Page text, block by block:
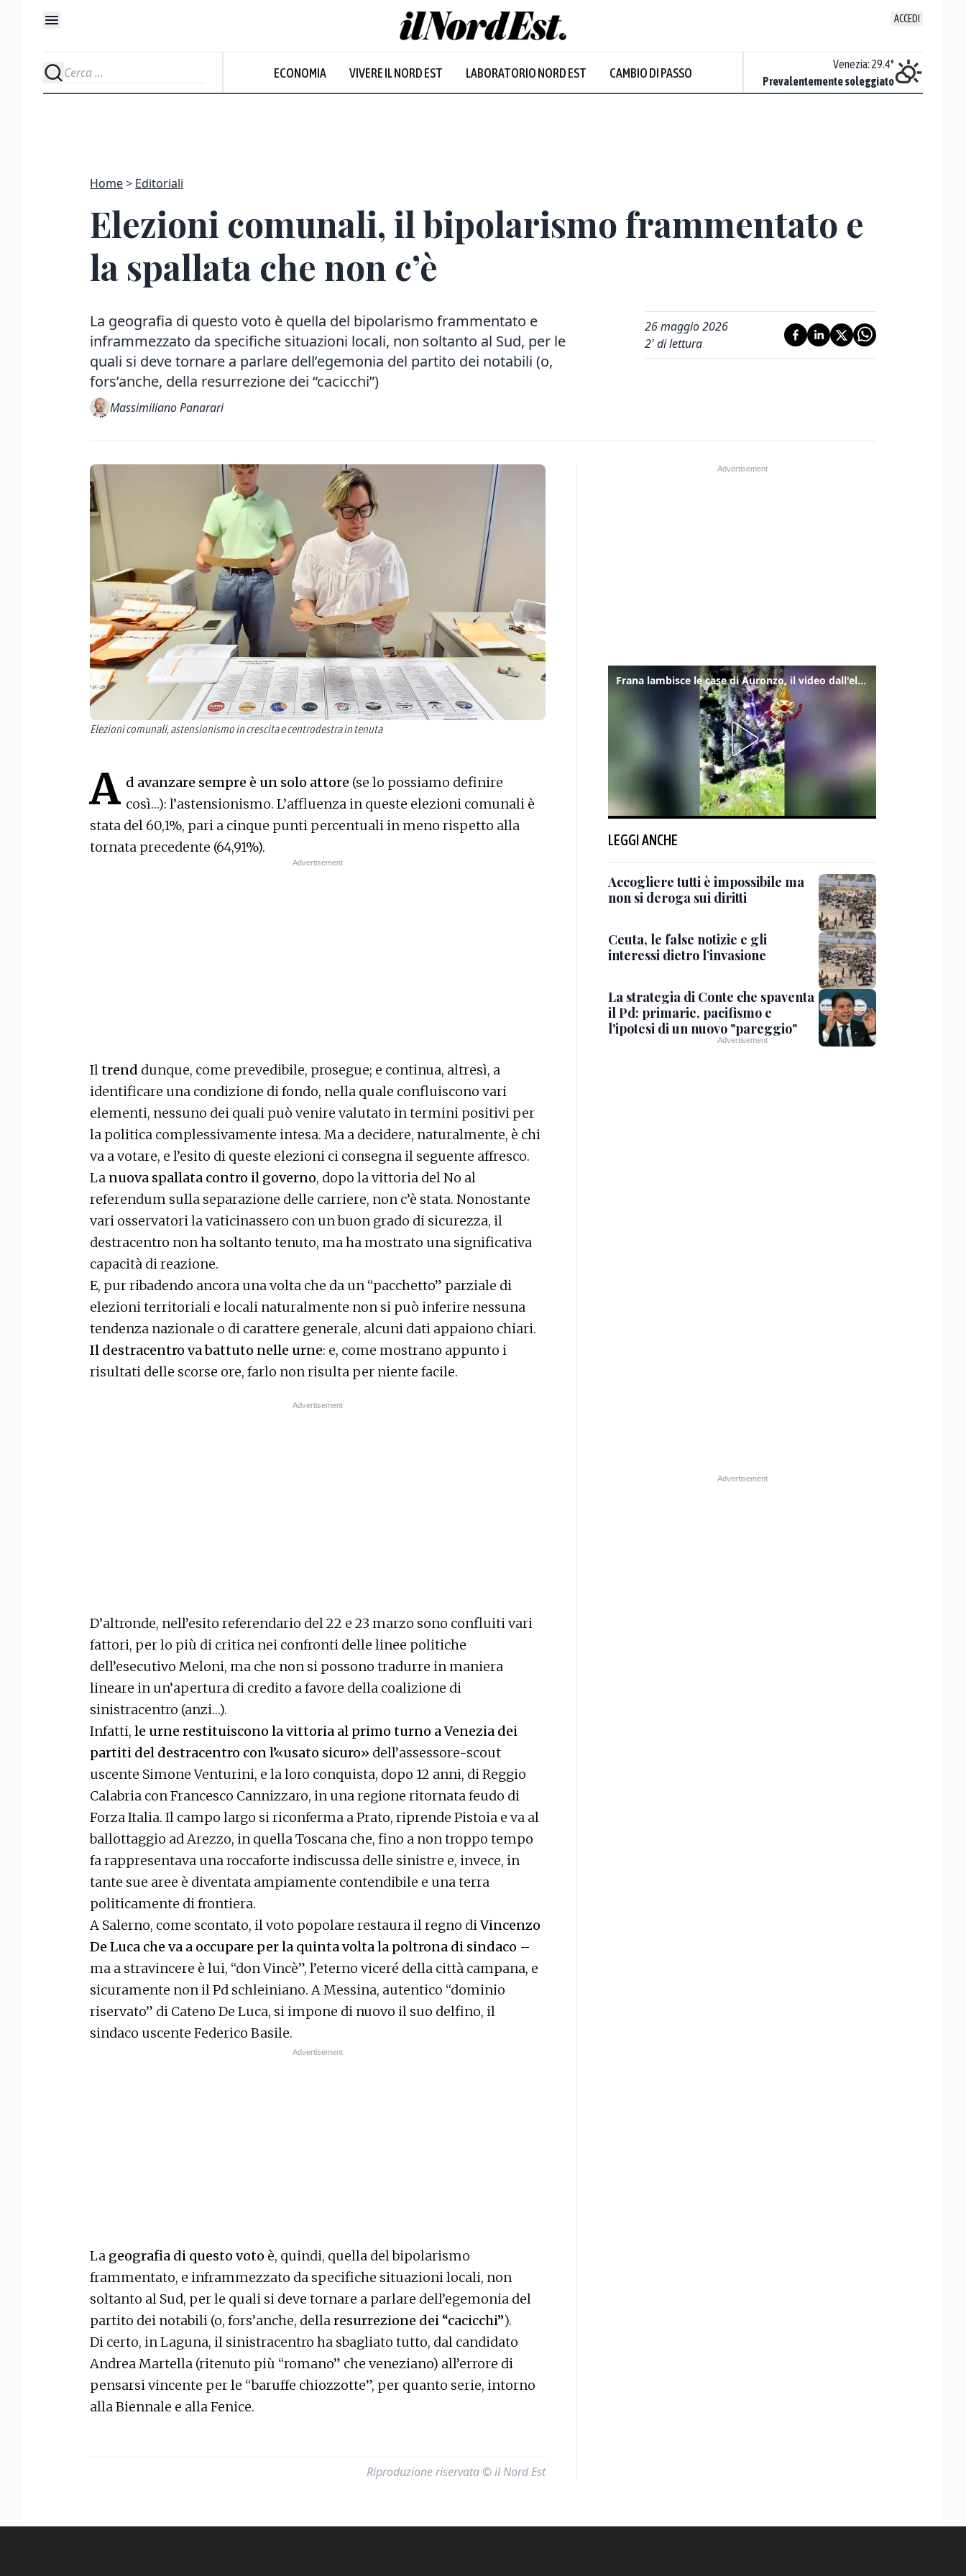
ACCEDI
ECONOMIA VIVERE IL NORD EST LABORATORIO NORD EST CAMBIO DI PASSO
Prevalentemente soleggiato
Venezia: 29.4°
Prevalentemente soleggiato
Home Editoriali
Elezioni comunali, il bipolarismo frammentato e
la spallata che non c’è
La geografia di questo voto è quella del bipolarismo frammentato e
inframmezzato da specifiche situazioni locali, non soltanto al Sud, per le
quali si deve tornare a parlare dell’egemonia del partito dei notabili (o,
fors’anche, della resurrezione dei “cacicchi”)
Massimiliano Panarari
26 maggio 2026
2' di lettura
Elezioni comunali, astensionismo in crescita e centrodestra in tenuta
A d avanzare sempre è un solo attore (se lo possiamo definire
così…): l’astensionismo. L’affluenza in queste elezioni comunali è
stata del 60,1%, pari a cinque punti percentuali in meno rispetto alla
tornata precedente (64,91%).
Iltrend dunque, come prevedibile, prosegue; e continua, altresì, a
identificare una condizione di fondo, nella quale confluiscono vari
elementi, nessuno dei quali può venire valutato in termini positivi per
la politica complessivamente intesa. Ma a decidere, naturalmente, è chi
va a votare, e l’esito di queste elezioni ci consegna il seguente affresco.
La nuova spallata contro il governo, dopo la vittoria del No al
referendum sulla separazione delle carriere, non c’è stata. Nonostante
vari osservatori la vaticinassero con un buon grado di sicurezza, il
destracentro non ha soltanto tenuto, ma ha mostrato una significativa
capacità di reazione.
E, pur ribadendo ancora una volta che da un “pacchetto” parziale di
elezioni territoriali e locali naturalmente non si può inferire nessuna
tendenza nazionale o di carattere generale, alcuni dati appaiono chiari.
Il destracentro va battuto nelle urne: e, come mostrano appunto i
risultati delle scorse ore, farlo non risulta per niente facile.
D’altronde, nell’esito referendario del 22 e 23 marzo sono confluiti vari
fattori, per lo più di critica nei confronti delle linee politiche
dell’esecutivo Meloni, ma che non si possono tradurre in maniera
lineare in un’apertura di credito a favore della coalizione di
sinistracentro (anzi…).
Infatti, le urne restituiscono la vittoria al primo turno a Venezia dei
partiti del destracentro con l’«usato sicuro» dell’assessore-scout
uscente Simone Venturini, e la loro conquista, dopo 12 anni, di Reggio
Calabria con Francesco Cannizzaro, in una regione ritornata feudo di
Forza Italia. Il campo largo si riconferma a Prato, riprende Pistoia e va al
ballottaggio ad Arezzo, in quella Toscana che, fino a non troppo tempo
fa rappresentava una roccaforte indiscussa delle sinistre e, invece, in
tante sue aree è diventata ampiamente contendibile e una terra
politicamente di frontiera.
A Salerno, come scontato, il voto popolare restaura il regno diVincenzo
De Luca che va a occupare per la quinta volta la poltrona di sindaco –
ma a stravincere è lui, “don Vincè”, l’eterno viceré della città campana, e
sicuramente non il Pd schleiniano. A Messina, autentico “dominio
riservato” di Cateno De Luca, si impone di nuovo il suo delfino, il
sindaco uscente Federico Basile.
La geografia di questo voto è, quindi, quella del bipolarismo
frammentato, e inframmezzato da specifiche situazioni locali, non
soltanto al Sud, per le quali si deve tornare a parlare dell’egemonia del
partito dei notabili (o, fors’anche, dellaresurrezione dei “cacicchi”).
Di certo, in Laguna, il sinistracentro ha sbagliato tutto, dal candidato
Andrea Martella (ritenuto più “romano” che veneziano) all’errore di
pensarsi vincente per le “baruffe chiozzotte”, per quanto serie, intorno
alla Biennale e alla Fenice.
Riproduzione riservata © il Nord Est
Frana lambisce le case di Auronzo, il video dall'elicottero dei vigili del fuoco
LEGGI ANCHE
Accogliere tutti è impossibile ma
non si deroga sui diritti
Ceuta, le false notizie e gli
interessi dietro l’invasione
La strategia di Conte che spaventa
il Pd: primarie, pacifismo e
l'ipotesi di un nuovo "pareggio"